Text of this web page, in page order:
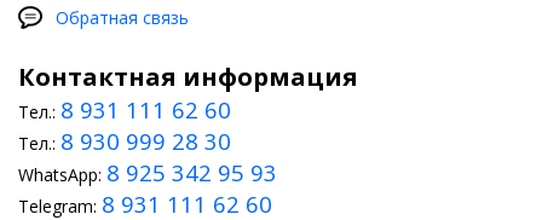
Обратная связь
Контактная информация
Тел.: 8 931 111 62 60
Тел.: 8 930 999 28 30
WhatsApp: 8 925 342 95 93
Telegram: 8 931 111 62 60